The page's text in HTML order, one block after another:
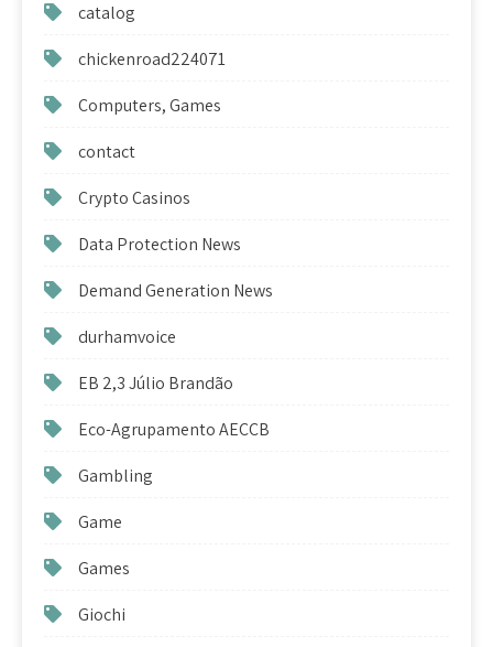
catalog
chickenroad224071
Computers, Games
contact
Crypto Casinos
Data Protection News
Demand Generation News
durhamvoice
EB 2,3 Júlio Brandão
Eco-Agrupamento AECCB
Gambling
Game
Games
Giochi